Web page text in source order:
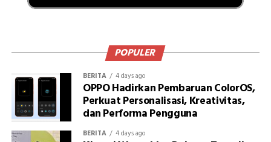
POPULER
BERITA 4 days ago
OPPO Hadirkan Pembaruan ColorOS,
Perkuat Personalisasi, Kreativitas,
dan Performa Pengguna
BERITA 4 days ago